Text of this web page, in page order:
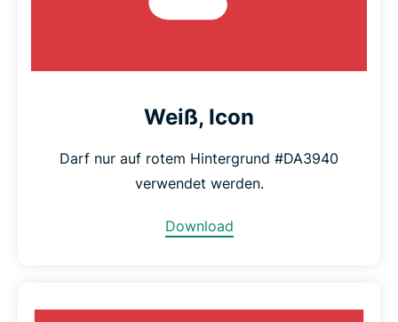
Weiß, Icon
Darf nur auf rotem Hintergrund #DA3940
verwendet werden.
Download